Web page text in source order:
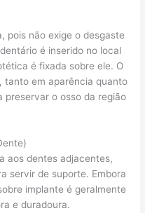
pois não exige o desgaste
é inserido no local
é fixada sobre ele. O
tanto em aparência quanto
preservar o osso da região
aos dentes adjacentes,
servir de suporte. Embora
implante é geralmente
e duradoura.